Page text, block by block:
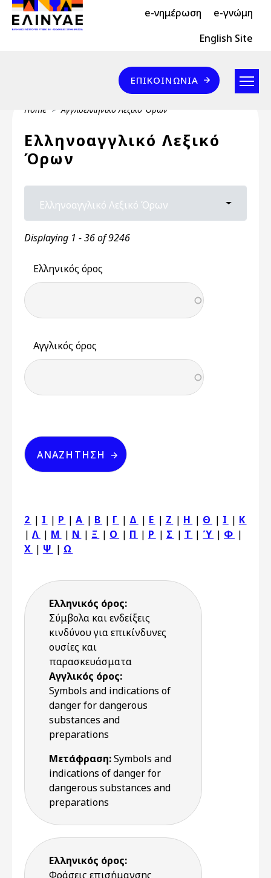
Skip to main content
Header Top 2 e-νημέρωση e-γνώμη
Header Top English Site
Επικοινωνία
ΕΠΙΚΟΙΝΩΝΊΑ
Breadcrumb
Home Αγγλοελληνικό Λεξικό Όρων
Ελληνοαγγλικό Λεξικό
Όρων
Primary tabs
Ελληνοαγγλικό Λεξικό Όρων Toggle
Displaying 1 - 36 of 9246
Ελληνικός όρος
Αγγλικός όρος
2 | I | P |Α | Β | Γ | Δ | Ε | Ζ | Η | Θ | Ι | Κ
| Λ | Μ | Ν | Ξ | Ο | Π | Ρ | Σ | Τ | Ύ | Φ |
Χ | Ψ | Ω
Ελληνικός όρος:
Σύμβολα και ενδείξεις
κινδύνου για επικίνδυνες
ουσίες και
παρασκευάσματα
Αγγλικός όρος:
Symbols and indications of
danger for dangerous
substances and
preparations
Μετάφραση:Symbols and
indications of danger for
dangerous substances and
preparations
Ελληνικός όρος:
Φράσεις επισήμανσης